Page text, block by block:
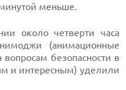
меньше.
около четверти часа
(анимационные
вопросам безопасности в
и интересным) уделили